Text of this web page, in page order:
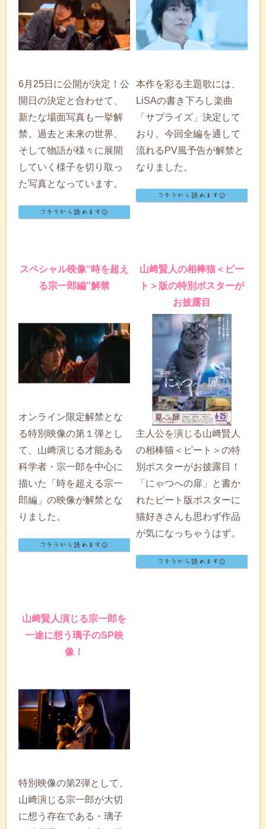
6月25日に公開が決定！公
開日の決定と合わせて、
新たな場面写真も一挙解
禁。過去と未来の世界、
そして物語が様々に展開
していく様子を切り取っ
た写真となっています。
本作を彩る主題歌には、
LiSAの書き下ろし楽曲
「サプライズ」決定して
おり、今回全編を通して
流れるPV風予告が解禁と
なりました。
スペシャル映像“時を超え
る宗一郎編”解禁
オンライン限定解禁とな
る特別映像の第１弾とし
て、山﨑演じる才能ある
科学者・宗一郎を中心に
描いた「時を超える宗一
郎編」の映像が解禁とな
りました。
山﨑賢人の相棒猫＜ピー
ト＞版の特別ポスターが
お披露目
主人公を演じる山﨑賢人
の相棒猫＜ピート＞の特
別ポスターがお披露目！
「にゃつへの扉」と書か
れたピート版ポスターに
猫好きさんも思わず作品
が気になっちゃうはず。
山﨑賢人演じる宗一郎を
一途に想う璃子のSP映
像！
特別映像の第2弾として、
山﨑演じる宗一郎が大切
に想う存在である・璃子